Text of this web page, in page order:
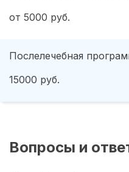
от 5000 руб.
Послелечебная
15000 руб.
Вопросы и